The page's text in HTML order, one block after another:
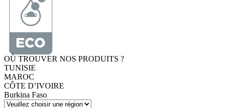
OÙ TROUVER NOS PRODUITS ?
TUNISIE
MAROC
CÔTE D’IVOIRE
Burkina Faso